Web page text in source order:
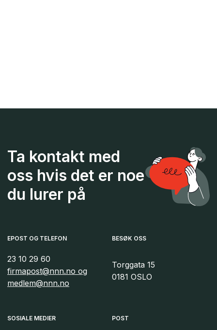
Ta kontakt med
oss hvis det er noe
du lurer på
EPOST OG TELEFON
23 10 29 60
firmapost@nnn.no og
medlem@nnn.no
SOSIALE MEDIER
BESØK OSS
Torggata 15
0181 OSLO
POST